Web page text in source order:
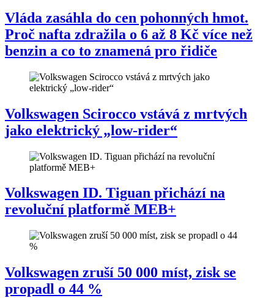
Vláda zasáhla do cen pohonných hmot.
Proč nafta zdražila o 6 až 8 Kč více než
benzin a co to znamená pro řidiče
Volkswagen Scirocco vstává z mrtvých
jako elektrický „low-rider“
Volkswagen ID. Tiguan přichází na
revoluční platformě MEB+
Volkswagen zruší 50 000 míst, zisk se
propadl o 44 %